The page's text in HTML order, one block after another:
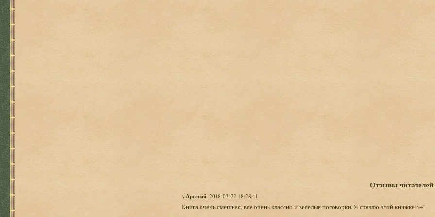
Отзывы читателей
√ Арсений, 2018-03-22 18:28:41
Книга очень смешная, все очень классно и веселые поговорки. Я ставлю этой книжке 5+!